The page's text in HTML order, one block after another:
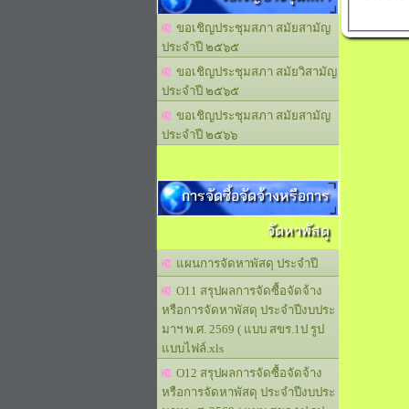
ขอเชิญประชุมสภา สมัยสามัญ
ประจำปี ๒๕๖๕
ขอเชิญประชุมสภา สมัยวิสามัญ
ประจำปี ๒๕๖๕
ขอเชิญประชุมสภา สมัยสามัญ
ประจำปี ๒๕๖๖
การจัดซื้อจัดจ้างหรือการ
จัดหาพัสดุ
แผนการจัดหาพัสดุ ประจำปี
O11 สรุปผลการจัดซื้อจัดจ้าง
หรือการจัดหาพัสดุ ประจำปีงบประ
มาฯ พ.ศ. 2569 ( แบบ สขร.1ป รูป
แบบไฟล์.xls
O12 สรุปผลการจัดซื้อจัดจ้าง
หรือการจัดหาพัสดุ ประจำปีงบประ